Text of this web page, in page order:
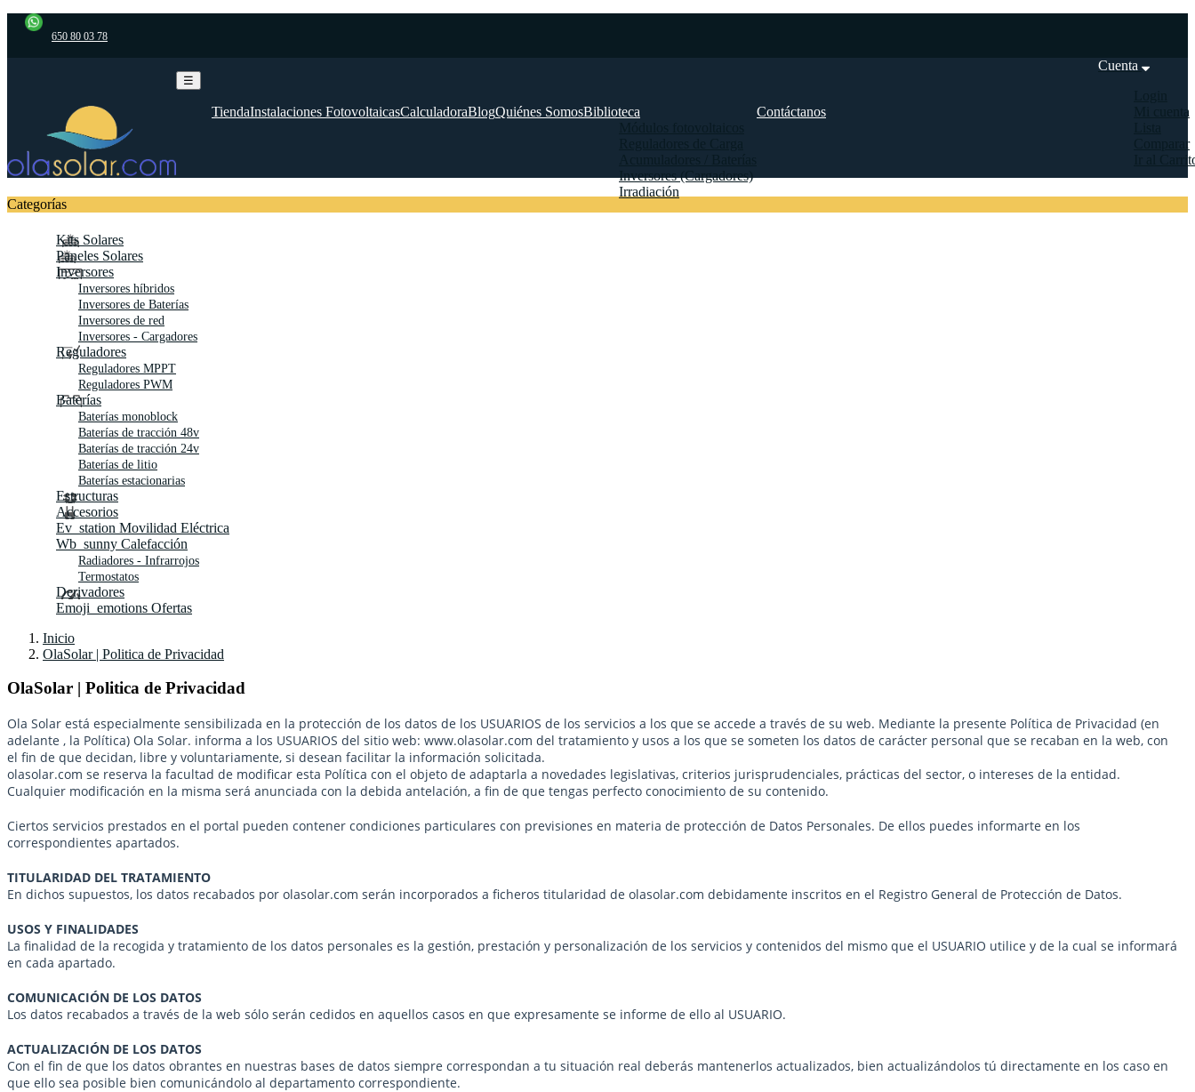
650 80 03 78
Cuenta
Mi cuenta
Comparar
Ir al
Navegación
de
palanca
☰
TiendaInstalaciones FotovoltaicasCalculadoraBlogQuiénes SomosBiblioteca
Inversores (Cargadores)
Irradiación
Contáctanos
Categorías
Kits Solares
Paneles Solares
Inversores
Inversores híbridos
Inversores de Baterías
Inversores de red
Inversores - Cargadores
Reguladores
Reguladores MPPT
Reguladores PWM
Baterías
Baterías monoblock
Baterías de tracción 48v
Baterías de tracción 24v
Baterías de litio
Baterías estacionarias
Estructuras
Accesorios
Ev_station Movilidad Eléctrica
Wb_sunny Calefacción
Radiadores - Infrarrojos
Termostatos
Derivadores
Emoji_emotions Ofertas
Inicio
OlaSolar | Politica de Privacidad
OlaSolar | Politica de Privacidad
Ola Solar está especialmente sensibilizada en la protección de los datos de los USUARIOS de los servicios a los que se accede a través de su web. Mediante la presente Política de Privacidad (en
adelante , la Política) Ola Solar. informa a los USUARIOS del sitio web: www.olasolar.com del tratamiento y usos a los que se someten los datos de carácter personal que se recaban en la web, con
el fin de que decidan, libre y voluntariamente, si desean facilitar la información solicitada.
olasolar.com se reserva la facultad de modificar esta Política con el objeto de adaptarla a novedades legislativas, criterios jurisprudenciales, prácticas del sector, o intereses de la entidad.
Cualquier modificación en la misma será anunciada con la debida antelación, a fin de que tengas perfecto conocimiento de su contenido.
Ciertos servicios prestados en el portal pueden contener condiciones particulares con previsiones en materia de protección de Datos Personales. De ellos puedes informarte en los
correspondientes apartados.
TITULARIDAD DEL TRATAMIENTO
En dichos supuestos, los datos recabados por olasolar.com serán incorporados a ficheros titularidad de olasolar.com debidamente inscritos en el Registro General de Protección de Datos.
USOS Y FINALIDADES
La finalidad de la recogida y tratamiento de los datos personales es la gestión, prestación y personalización de los servicios y contenidos del mismo que el USUARIO utilice y de la cual se informará
en cada apartado.
COMUNICACIÓN DE LOS DATOS
Los datos recabados a través de la web sólo serán cedidos en aquellos casos en que expresamente se informe de ello al USUARIO.
ACTUALIZACIÓN DE LOS DATOS
Con el fin de que los datos obrantes en nuestras bases de datos siempre correspondan a tu situación real deberás mantenerlos actualizados, bien actualizándolos tú directamente en los caso en
que ello sea posible bien comunicándolo al departamento correspondiente.